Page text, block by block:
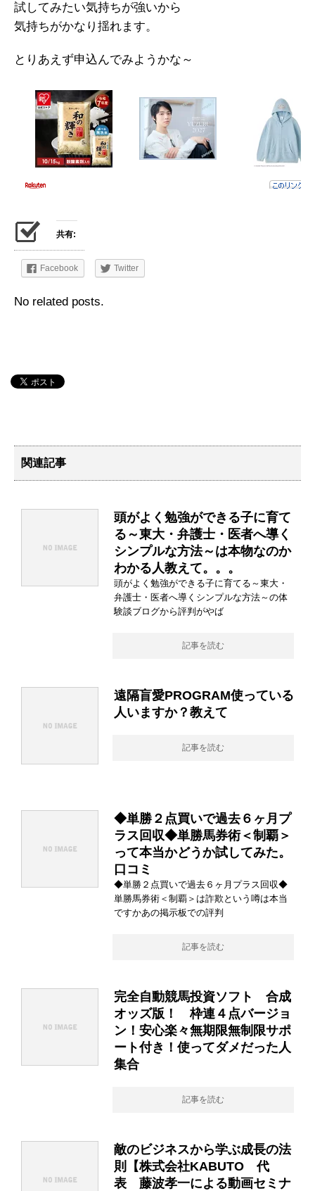
試してみたい気持ちが強いから
気持ちがかなり揺れます。
とりあえず申込んでみようかな～
共有:
Facebook Twitter
No related posts.
関連記事
頭がよく勉強ができる子に育て
る～東大・弁護士・医者へ導く
シンプルな方法～は本物なのか
わかる人教えて。。。
頭がよく勉強ができる子に育てる～東大・
弁護士・医者へ導くシンプルな方法～の体
験談ブログから評判がやば
記事を読む
遠隔盲愛PROGRAM使っている
人いますか？教えて
記事を読む
◆単勝２点買いで過去６ヶ月プ
ラス回収◆単勝馬券術＜制覇＞
って本当かどうか試してみた。
口コミ
◆単勝２点買いで過去６ヶ月プラス回収◆
単勝馬券術＜制覇＞は詐欺という噂は本当
ですかあの掲示板での評判
記事を読む
完全自動競馬投資ソフト 合成
オッズ版！ 枠連４点バージョ
ン！安心楽々無期限無制限サポ
ート付き！使ってダメだった人
集合
記事を読む
敵のビジネスから学ぶ成長の法
則【株式会社KABUTO 代
表 藤波孝一による動画セミナ